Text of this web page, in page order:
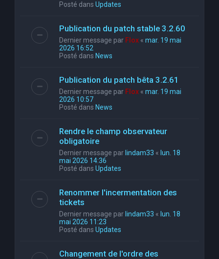
Posté dans Updates
Publication du patch stable 3.2.60
Dernier message par Flox « mar. 19 mai
2026 16:52
Posté dans News
Publication du patch bêta 3.2.61
Dernier message par Flox « mar. 19 mai
2026 10:57
Posté dans News
Rendre le champ observateur
obligatoire
Dernier message par lindam33 « lun. 18
mai 2026 14:36
Posté dans Updates
Renommer l'incermentation des
tickets
Dernier message par lindam33 « lun. 18
mai 2026 11:23
Posté dans Updates
Changement de l'ordre des